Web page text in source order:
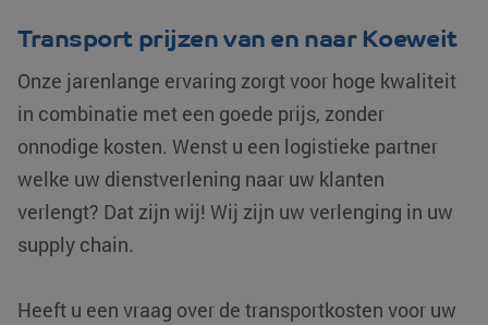
Transport prijzen van en naar Koeweit
Onze jarenlange ervaring zorgt voor hoge kwaliteit
in combinatie met een goede prijs, zonder
onnodige kosten. Wenst u een logistieke partner
welke uw dienstverlening naar uw klanten
verlengt? Dat zijn wij! Wij zijn uw verlenging in uw
supply chain.
Heeft u een vraag over de transportkosten voor uw